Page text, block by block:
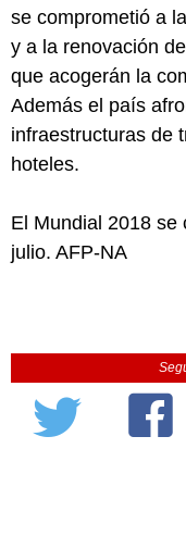
se comprometió a
y a la renovación
que acogerán la
Además el país
infraestructuras de
hoteles.
El Mundial 2018 se
julio. AFP-NA